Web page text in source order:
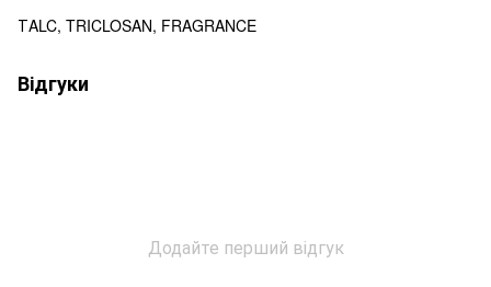
ТALC, TRICLOSAN, FRAGRANCE
Відгуки
Додайте перший відгук